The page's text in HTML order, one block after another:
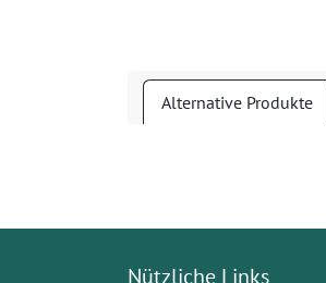
Alternative Produkte
Nützliche Links